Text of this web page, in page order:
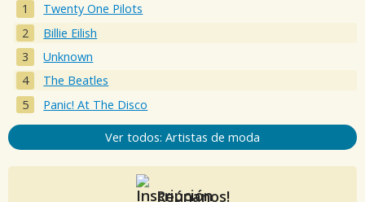
Twenty One Pilots
Billie Eilish
Unknown
The Beatles
Panic! At The Disco
Ver todos: Artistas de moda
Reúnanos!